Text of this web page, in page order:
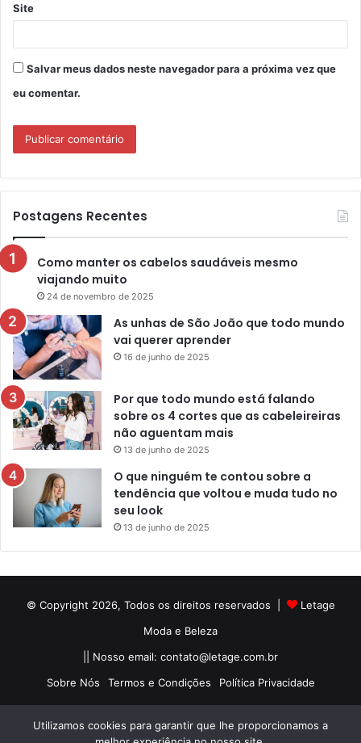
Site
Salvar meus dados neste navegador para a próxima vez que
eu comentar.
Postagens Recentes
Como manter os cabelos saudáveis mesmo
viajando muito
24 de novembro de 2025
As unhas de São João que todo mundo
vai querer aprender
16 de junho de 2025
Por que todo mundo está falando
sobre os 4 cortes que as cabeleireiras
não aguentam mais
13 de junho de 2025
O que ninguém te contou sobre a
tendência que voltou e muda tudo no
seu look
13 de junho de 2025
© Copyright 2026, Todos os direitos reservados |
Letage
Moda e Beleza
|| Nosso email: contato@letage.com.br
Sobre Nós
Termos e Condições Política Privacidade
FacebookPinterestInstagram
Utilizamos cookies para garantir que lhe proporcionamos a